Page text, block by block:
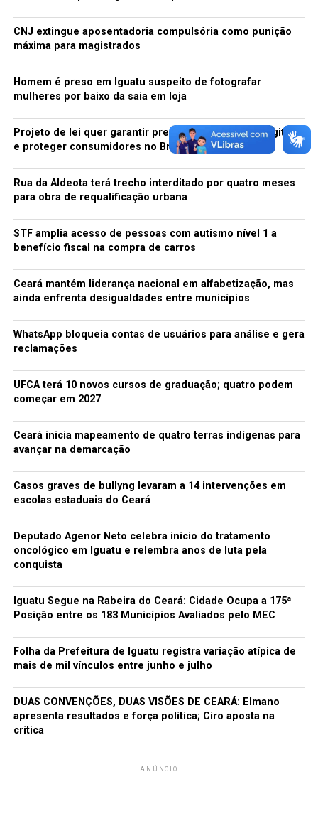
CNJ extingue aposentadoria compulsória como punição
máxima para magistrados
Homem é preso em Iguatu suspeito de fotografar
mulheres por baixo da saia em loja
Projeto de lei quer garantir preservação de jogos digitais
e proteger consumidores no Brasil
Rua da Aldeota terá trecho interditado por quatro meses
para obra de requalificação urbana
STF amplia acesso de pessoas com autismo nível 1 a
benefício fiscal na compra de carros
Ceará mantém liderança nacional em alfabetização, mas
ainda enfrenta desigualdades entre municípios
WhatsApp bloqueia contas de usuários para análise e gera
reclamações
UFCA terá 10 novos cursos de graduação; quatro podem
começar em 2027
Ceará inicia mapeamento de quatro terras indígenas para
avançar na demarcação
Casos graves de bullyng levaram a 14 intervenções em
escolas estaduais do Ceará
Deputado Agenor Neto celebra início do tratamento
oncológico em Iguatu e relembra anos de luta pela
conquista
Iguatu Segue na Rabeira do Ceará: Cidade Ocupa a 175ª
Posição entre os 183 Municípios Avaliados pelo MEC
Folha da Prefeitura de Iguatu registra variação atípica de
mais de mil vínculos entre junho e julho
DUAS CONVENÇÕES, DUAS VISÕES DE CEARÁ: Elmano
apresenta resultados e força política; Ciro aposta na
crítica
ANÚNCIO